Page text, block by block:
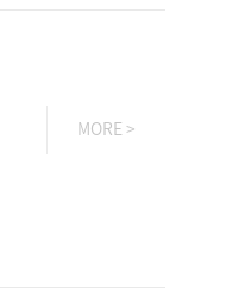
MORE >